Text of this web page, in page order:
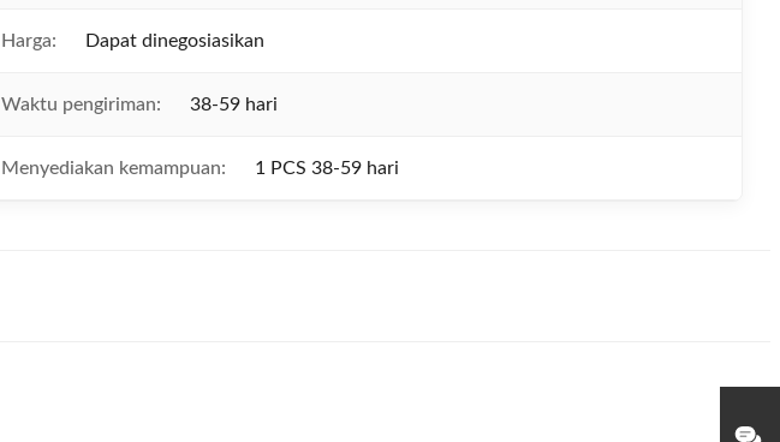
Harga: Dapat dinegosiasikan
Waktu pengiriman: 38-59 hari
Menyediakan kemampuan: 1 PCS 38-59 hari